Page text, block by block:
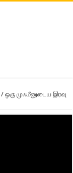
/ ஒரு முஃமீனுடைய இரவு